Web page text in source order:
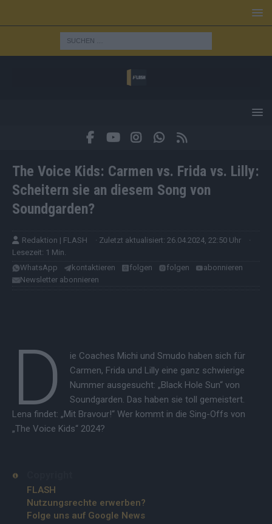
The Voice Kids: Carmen vs. Frida vs. Lilly:
Scheitern sie an diesem Song von
Soundgarden?
Redaktion | FLASH · Zuletzt aktualisiert: 26.04.2024, 22:50 Uhr
·
Lesezeit: 1 Min.
WhatsApp
kontaktieren folgen folgen
abonnieren
Newsletter abonnieren
D
ie Coaches Michi und Smudo haben sich für
Carmen, Frida und Lilly eine ganz schwierige
Nummer ausgesucht: „Black Hole Sun“ von
Soundgarden. Das haben sie toll gemeistert.
Lena findet: „Mit Bravour!“ Wer kommt in die Sing-Offs von
„The Voice Kids“ 2024?
FLASH
Nutzungsrechte erwerben?
Folge uns auf Google News